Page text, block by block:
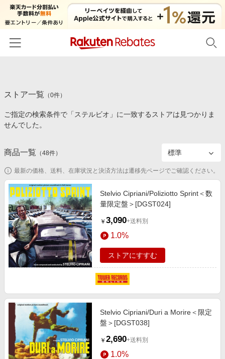
カテゴリー一覧
百貨店・総合ECモール
食品・スイーツ・お酒
コスメ・健康・医薬品
キッズ・ベビー用品
家電・PC・スマホ・カメラ
エンタメ
スポーツ・アウトドア・ゴルフ
インテリア・寝具
旅行・レジャー・ホテル予約
生活・お役立ち
金融・マネー・保険
デジタルコンテンツ
イベント一覧
初回購入者限定特典
対象ストア新規限定特典
新着ストアのご紹介
電子書籍特集
楽天ペイ導入ストア
楽天サービス特集
旅行特集
わくわく夏特集
Apple公式サイト×楽天カード分割払い
Qoo10メガポ
Samsung ボーナスキャンペーン
週末の高還元 夏の長期版
楽天IDでログイン/会員登録
ストア一覧 （0件）
ご指定の検索条件で「ステルビオ」に一致するストアは見つかりま
せんでした。
商品一覧 （48件）
最新の価格、送料、在庫状況と決済方法は遷移先ページでご確認ください。
Stelvio Cipriani/Poliziotto Sprint＜数
量限定盤＞[DGST024]
￥ 3,090+送料別
1.0%
ストアにすすむ
Stelvio Cipriani/Duri a Morire＜限定
盤＞[DGST038]
￥ 2,690+送料別
1.0%